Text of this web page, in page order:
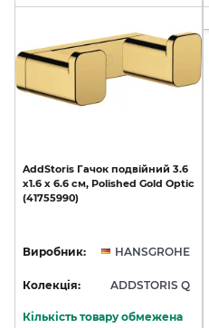
AddStoris Гачок подвійний 3.6
х1.6 x 6.6 см, Polished Gold Optic
(41755990)
Виробник: HANSGROHE
Колекція: ADDSTORIS Q
Кількість товару обмежена